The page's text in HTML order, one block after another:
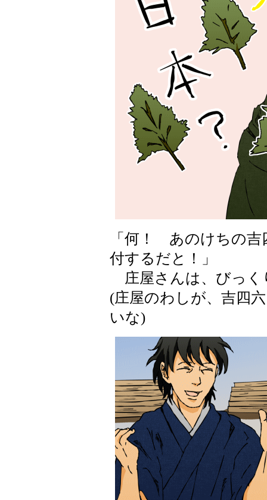
「何！ あのけちの吉
付するだと！」
庄屋さんは、びっく
(庄屋のわしが、吉四
いな)